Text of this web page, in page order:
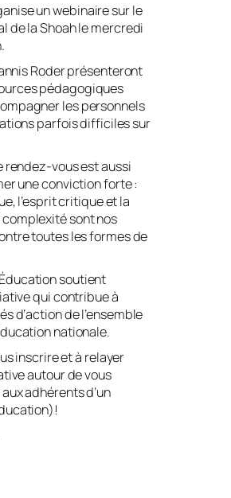
unwebinaire sur le
de la Shoah le mercredi
Roder présenteront
pédagogiques
les personnels
parfois difficiles sur
rendez-vous est aussi
une conviction forte :
l’esprit critique et la
sont nos
toutes les formes de
soutient
qui contribue à
d’action de l’ensemble
nationale.
inscrire et à relayer
autour de vous
adhérents d’un